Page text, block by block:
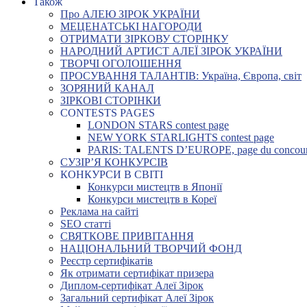
Про АЛЕЮ ЗІРОК УКРАЇНИ
МЕЦЕНАТСЬКІ НАГОРОДИ
ОТРИМАТИ ЗІРКОВУ СТОРІНКУ
НАРОДНИЙ АРТИСТ АЛЕЇ ЗІРОК УКРАЇНИ
ТВОРЧІ ОГОЛОШЕННЯ
ПРОСУВАННЯ ТАЛАНТІВ: Україна, Європа, світ
ЗОРЯНИЙ КАНАЛ
ЗІРКОВІ СТОРІНКИ
CONTESTS PAGES
LONDON STARS contest page
NEW YORK STARLIGHTS contest page
PARIS: TALENTS D’EUROPE, page du
СУЗІР’Я КОНКУРСІВ
КОНКУРСИ В СВІТІ
Конкурси мистецтв в Японії
Конкурси мистецтв в Кореї
Реклама на сайті
SEO статті
СВЯТКОВЕ ПРИВІТАННЯ
НАЦІОНАЛЬНИЙ ТВОРЧИЙ ФОНД
Реєстр сертифікатів
Як отримати сертифікат призера
Диплом-сертифікат Алеї Зірок
Загальний сертифікат Алеї Зірок